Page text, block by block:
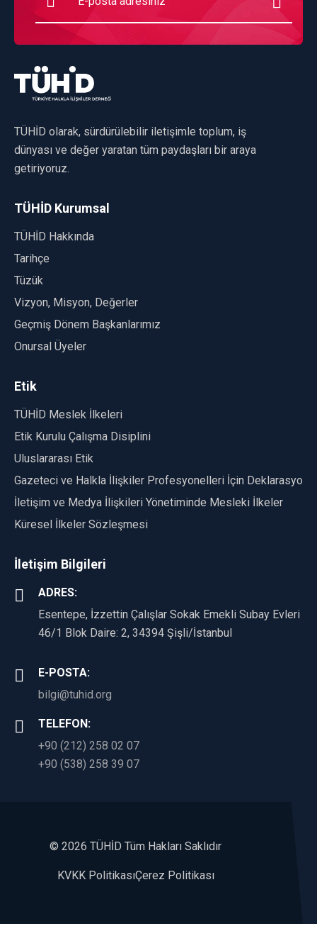
TÜHİD olarak, sürdürülebilir iletişimle toplum, iş
dünyası ve değer yaratan tüm paydaşları bir araya
getiriyoruz.
TÜHİD Kurumsal
TÜHİD Hakkında
Tarihçe
Tüzük
Vizyon, Misyon, Değerler
Geçmiş Dönem Başkanlarımız
Onursal Üyeler
Etik
TÜHİD Meslek İlkeleri
Etik Kurulu Çalışma Disiplini
Uluslararası Etik
Gazeteci ve Halkla İlişkiler Profesyonelleri İçin Deklarasyon
İletişim ve Medya İlişkileri Yönetiminde Mesleki İlkeler
Küresel İlkeler Sözleşmesi
İletişim Bilgileri
ADRES:
Esentepe, İzzettin Çalışlar Sokak Emekli Subay Evleri
46/1 Blok Daire: 2, 34394 Şişli/İstanbul
E-POSTA:
bilgi@tuhid.org
TELEFON:
+90 (212) 258 02 07
+90 (538) 258 39 07
© 2026 TÜHİD Tüm Hakları Saklıdır
KVKK PolitikasıÇerez Politikası